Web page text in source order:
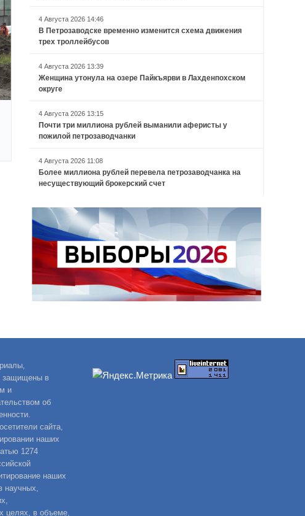
4 Августа 2026 14:46
В Петрозаводске временно изменится схема движения
трех троллейбусов
4 Августа 2026 13:39
Женщина утонула на озере Пайкъярви в Лахденпохском
округе
4 Августа 2026 13:15
Почти три миллиона рублей выманили аферисты у
пожилой петрозаводчанки
4 Августа 2026 11:08
Более миллиона рублей перевела петрозаводчанка на
несуществующий брокерский счет
защищены в
и
об
сайта,
наших
1274
наших
научных,
целях, в объеме,